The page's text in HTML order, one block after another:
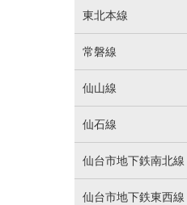
東北本線
常磐線
仙山線
仙石線
仙台市地下鉄南北線
仙台市地下鉄東西線